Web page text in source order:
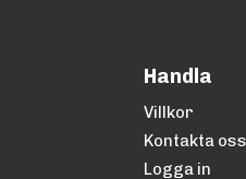
Handla
Villkor
Kontakta oss
Logga in